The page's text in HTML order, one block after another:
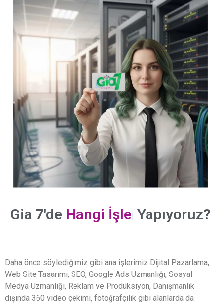
Gia 7'de Hangi İşleri Yapıyoruz?
Daha önce söylediğimiz gibi ana işlerimiz Dijital Pazarlama,
Web Site Tasarımı, SEO, Google Ads Uzmanlığı, Sosyal
Medya Uzmanlığı, Reklam ve Prodüksiyon, Danışmanlık
dışında 360 video çekimi, fotoğrafçılık gibi alanlarda da